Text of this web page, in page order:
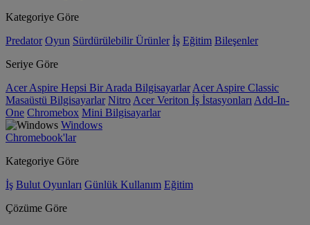
Kategoriye Göre
Predator Oyun Sürdürülebilir Ürünler İş Eğitim Bileşenler
Seriye Göre
Acer Aspire Hepsi Bir Arada Bilgisayarlar Acer Aspire Classic
Masaüstü Bilgisayarlar Nitro Acer Veriton İş İstasyonları Add-In-
One Chromebox Mini Bilgisayarlar
Windows
Chromebook'lar
Kategoriye Göre
İş Bulut Oyunları Günlük Kullanım Eğitim
Çözüme Göre